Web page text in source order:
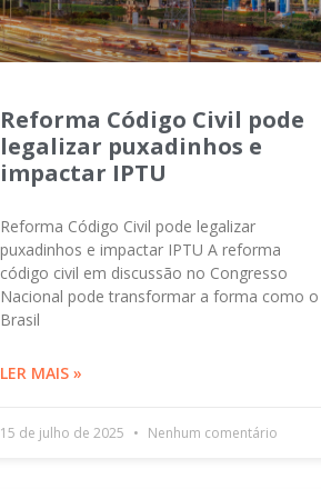
Reforma Código Civil pode
legalizar puxadinhos e
impactar IPTU
Reforma Código Civil pode legalizar
puxadinhos e impactar IPTU A reforma
código civil em discussão no Congresso
Nacional pode transformar a forma como o
Brasil
LER MAIS »
15 de julho de 2025 Nenhum comentário